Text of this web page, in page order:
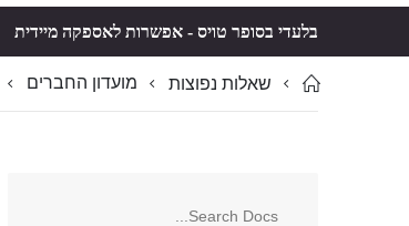
בלעדי בסופר טויס - אפשרות לאספקה
שאלות נפוצות מועדון החברים